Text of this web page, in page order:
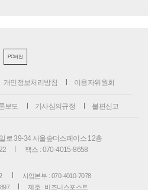
PC버전
개인정보처리방침 이용자위원회
보도 기사심의규정 불편신고
로 39-34 서울숲더스페이스 12층
팩스 : 070-4015-8658
사업본부 : 070-4010-7078
제호 : 비즈니스포스트